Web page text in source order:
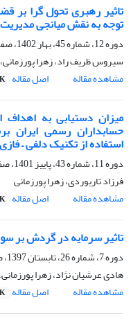
تاثیر رهبری تحول گرا بر
توجه به نقش میانجی
دوره 12، شماره 45، بهار 1402، صفحه
سیروس ظریف راد، زهرا پورزمانی،
مشاهده مقاله
اصل مقاله
میزان دستیابی به اهداف
حسابداران رسمی ایران
استفاده از تکنیک دلفی –
دوره 11، شماره 43، پاییز 1401، صفحه
فرزاد تاریوردی، زهرا پورزمانی
مشاهده مقاله
اصل مقاله
تاثیر سرمایه در گردش بر
دوره 7، شماره 26، تابستان 1397، صفحه
هادی عرشیان نژاد، زهرا
مشاهده مقاله
اصل مقاله